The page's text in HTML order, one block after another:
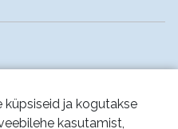
ja kogutakse
kasutamist,